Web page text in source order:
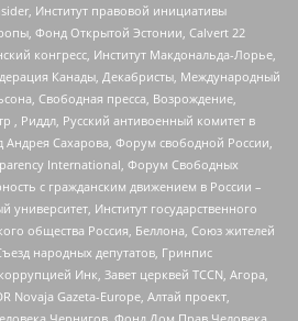
Институт правовой инициативы
Фонд Открытой Эстонии, Calvert 22
конгресс, Институт Макдональда-Лорье,
Канады, Декабристы, Международный
Свободная пресса, Возрождение,
, Риддл, Русский антивоенный комитет в
Сахарова, Форум свободной России,
International, Форум Свободных
с гражданским движением в России –
Институт государственного
общества Россия, Беллона, Союз жителей
народных депутатов, Гринпис
Инк, Завет церквей TCCN, Агора,
Gazeta-Europe, Алтай проект,